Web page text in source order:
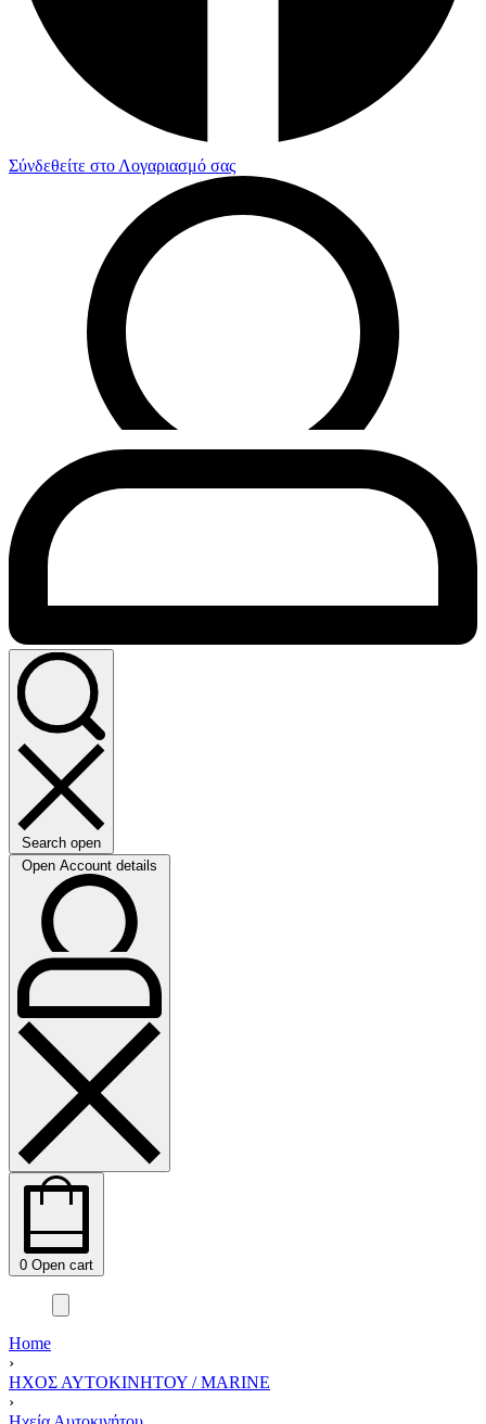
Σύνδεθείτε στο Λογαριασμό σας
Search open
Open Account details
0 Open cart
Home
›
ΗΧΟΣ ΑΥΤΟΚΙΝΗΤΟΥ / MARINE
›